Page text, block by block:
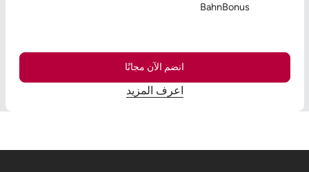
BahnBonus
انضم الآن مجانًا
اعرف المزيد